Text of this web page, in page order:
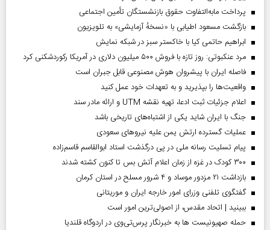
پرداخت مابه‌التفاوت حقوق بازنشستگان تأمین اجتماعی
بازگشت مسعود اطیابی با «نسخهٔ آزمایشی» به تلویزیون
ابراهیم حاتمی کیا با خاکستر سبز در شبکه نمایش
مرد عنکبوتی: روز تازه با فروش ۵۰۰ میلیون دلاری در آمریکا رکوردشکنی کرد
فاصله ایران با پیشرو‌ان هوش مصنوعی قابل جبران است
واقعیت‌ها را بپذیرید و به تعهدات خود عمل کنید
اعلام جزئیات ثبت ادعا، تهیه نقشه UTM و ارائه مادر سند
جنگ با ایران شاید یکی از اشتباه‌های تاریخی باشد
عملیات گسترده ارتش یمن علیه نیروهای سعودی
پیام تسلیت رسانه ملی در پی درگذشت استاد ابوالقاسم قاسم‌زاده
۳۰۰ کودک در غزه از زمان اعلام آتش بس تا کنون کشته شدند
بازداشت ۲۱ مزدور موساد و ۴ شرور مسلح در استان کرمان
گفتگوی تلفنی وزرای امور خارجه ایران و موریتانی
ببینید | اتحاد مقدس، از اصولی‌ترین امور است
حمله صهیونیست ها به خبرنگار پرس‌تی‌وی در اردوگاه قلندیا